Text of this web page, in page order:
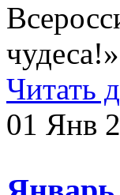
чудеса!»
Читать
01 Янв